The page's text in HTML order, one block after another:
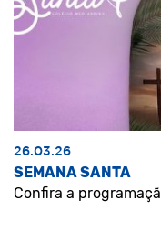
26.03.26
SEMANA SANTA
Confira a